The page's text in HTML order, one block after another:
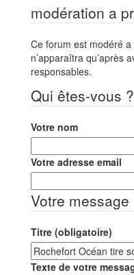
modération a
Ce forum est modéré
n’apparaîtra qu’après
responsables.
Qui êtes-vous ?
Votre nom
Votre adresse email
Votre message
Titre (obligatoire)
Texte de votre